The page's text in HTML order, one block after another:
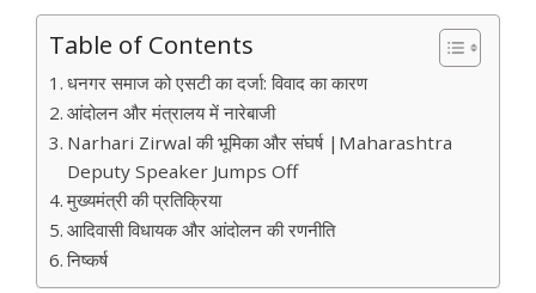
Table of Contents
धनगर समाज को एसटी का दर्जा: विवाद का कारण
आंदोलन और मंत्रालय में नारेबाजी
Narhari Zirwal की भूमिका और संघर्ष |Maharashtra
Deputy Speaker Jumps Off
मुख्यमंत्री की प्रतिक्रिया
आदिवासी विधायक और आंदोलन की रणनीति
निष्कर्ष